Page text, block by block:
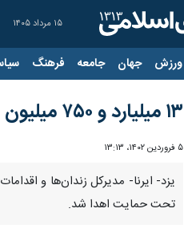
۱۵ مرداد ۱۴۰۵
ورزش جهان جامعه فرهنگ
۱۳ میلیارد و ۷۵۰ میلیون ریال بسته حمایتی به خانواده زندانیان یزد اهدا شد
۵ فروردین ۱۴۰۲، ۱۳:۱۳